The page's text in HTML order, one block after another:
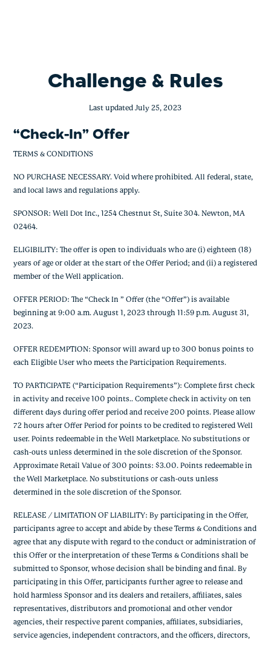
Challenge & Rules
Last updated July 25, 2023
“Check-In” Offer
TERMS & CONDITIONS
NO PURCHASE NECESSARY. Void where prohibited. All federal, state,
and local laws and regulations apply.
SPONSOR: Well Dot Inc., 1254 Chestnut St, Suite 304. Newton, MA
02464.
ELIGIBILITY: The offer is open to individuals who are (i) eighteen (18)
years of age or older at the start of the Offer Period; and (ii) a registered
member of the Well application.
OFFER PERIOD: The “Check In ” Offer (the “Offer”) is available
beginning at 9:00 a.m. August 1, 2023 through 11:59 p.m. August 31,
2023.
OFFER REDEMPTION: Sponsor will award up to 300 bonus points to
each Eligible User who meets the Participation Requirements.
TO PARTICIPATE (“Participation Requirements”): Complete first check
in activity and receive 100 points.. Complete check in activity on ten
different days during offer period and receive 200 points. Please allow
72 hours after Offer Period for points to be credited to registered Well
user. Points redeemable in the Well Marketplace. No substitutions or
cash-outs unless determined in the sole discretion of the Sponsor.
Approximate Retail Value of 300 points: $3.00. Points redeemable in
the Well Marketplace. No substitutions or cash-outs unless
determined in the sole discretion of the Sponsor.
RELEASE / LIMITATION OF LIABILITY: By participating in the Offer,
participants agree to accept and abide by these Terms & Conditions and
agree that any dispute with regard to the conduct or administration of
this Offer or the interpretation of these Terms & Conditions shall be
submitted to Sponsor, whose decision shall be binding and final. By
participating in this Offer, participants further agree to release and
hold harmless Sponsor and its dealers and retailers, affiliates, sales
representatives, distributors and promotional and other vendor
agencies, their respective parent companies, affiliates, subsidiaries,
service agencies, independent contractors, and the officers, directors,